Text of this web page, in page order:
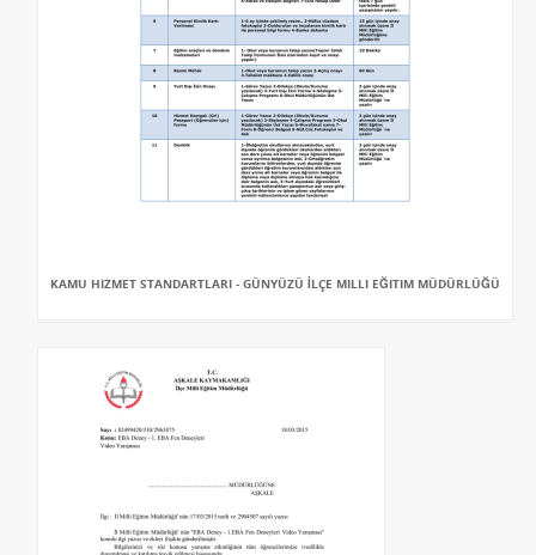
KAMU HIZMET STANDARTLARI - GÜNYÜZÜ İLÇE MILLI EĞITIM MÜDÜRLÜĞÜ